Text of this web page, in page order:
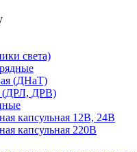
света)
(ДНаТ)
(ДРЛ, ДРВ)
капсульная 12В, 24В
капсульная 220В